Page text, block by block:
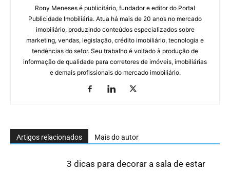
Rony Meneses é publicitário, fundador e editor do Portal
Publicidade Imobiliária. Atua há mais de 20 anos no mercado
imobiliário, produzindo conteúdos especializados sobre
marketing, vendas, legislação, crédito imobiliário, tecnologia e
tendências do setor. Seu trabalho é voltado à produção de
informação de qualidade para corretores de imóveis, imobiliárias
e demais profissionais do mercado imobiliário.
Artigos relacionados Mais do autor
3 dicas para decorar a sala de estar